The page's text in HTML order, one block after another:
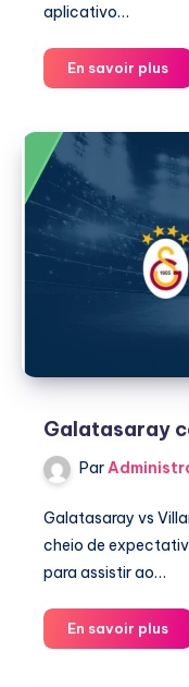
aplicativo…
En savoir plus
de
Galatasaray
Par
Galatasaray vs
cheio de
para assistir ao…
En savoir plus